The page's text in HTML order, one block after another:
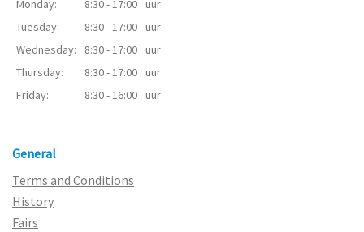
Monday: 8:30 - 17:00 uur
Tuesday:
8:30 - 17:00 uur
Wednesday:
8:30 - 17:00 uur
Thursday:
8:30 - 17:00 uur
Friday:
8:30 - 16:00 uur
General
Terms and Conditions
History
Fairs